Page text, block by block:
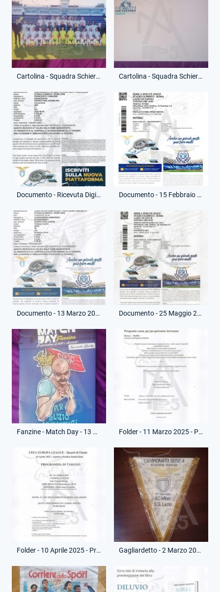
Cartolina - Squadra Schierata - Uffciale - (Fronte) Cartolina - Squadra Schierata - Uffciale - (Retro)
Documento - Ricevuta Digitale - Prelazione Abbonamento Documento - 15 Febbraio 2025 - Ingresso - Partita Lazio-Napoli
Documento - 13 Marzo 2025 - Ingresso - Partita Lazio-Viktoria Plzen Documento - 25 Maggio 2025 - Ingresso - Partita Lazio-Lecce
Fanzine - Match Day - 13 Aprile 2025 - Lazio-Roma Folder - 11 Marzo 2025 - Proposta Cena - Circolo Canottieri Lazio
Folder - 10 Aprile 2025 - Programma Viaggio - Partita Partita Bodo Glimt-Lazio Gagliardetto - 2 Marzo 2025 - Campionato Sertie A - Milan-Lazio - Autografato